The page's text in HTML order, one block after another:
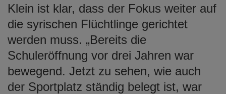
Klein ist klar, dass der Fokus weiter auf
die syrischen Flüchtlinge gerichtet
werden muss. „Bereits die
Schuleröffnung vor drei Jahren war
bewegend. Jetzt zu sehen, wie auch
der Sportplatz ständig belegt ist, war